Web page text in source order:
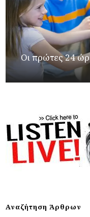
Οι πρώτες 24
Αναζήτηση Άρθρων